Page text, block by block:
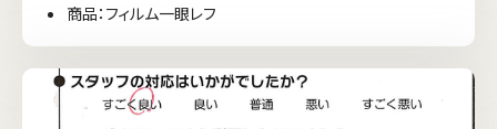
商品：フィルム一眼レフ